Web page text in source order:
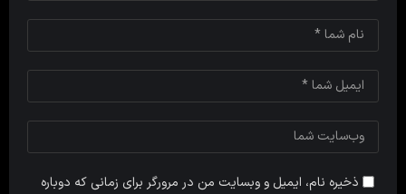
ذخیره نام، ایمیل و وبسایت من در مرورگر برای زمانی که دوباره